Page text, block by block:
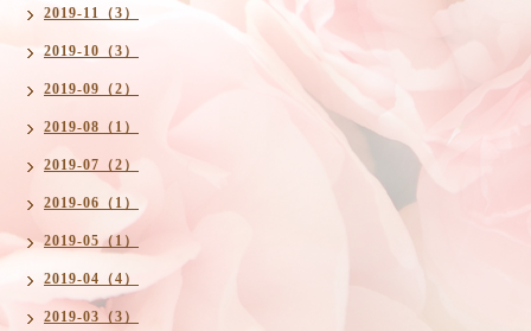
2019-11（3）
2019-10（3）
2019-09（2）
2019-08（1）
2019-07（2）
2019-06（1）
2019-05（1）
2019-04（4）
2019-03（3）